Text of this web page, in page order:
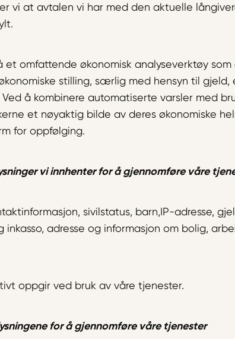
vi at avtalen vi har med den aktuelle
et omfattende økonomisk analyseverktøy
stilling, særlig med hensyn til gjeld,
å kombinere automatiserte varsler med
et nøyaktig bilde av deres økonomiske
for oppfølging.
vi innhenter for å gjennomføre våre
sivilstatus, barn,IP-adresse,
inkasso, adresse og informasjon om bolig,
oppgir ved bruk av våre tjenester.
for å gjennomføre våre tjenester